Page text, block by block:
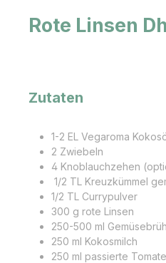
Rote Linsen
Zutaten
1-2 EL Vegaroma
2 Zwiebeln
4 Knoblauchzehen
1/2 TL Kreuzkümmel
1/2 TL Currypulver
300 g rote Linsen
250-500 ml
250 ml Kokosmilch
250 ml passierte